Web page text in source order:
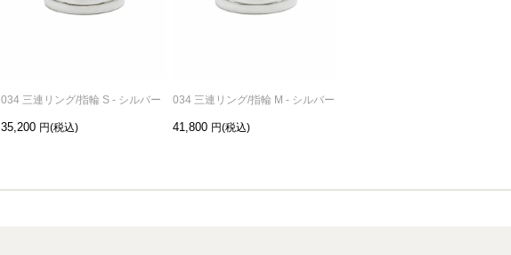
034 三連リング/指輪 S - シルバー
35,200
034 三連リング/指輪 M - シルバー
41,800